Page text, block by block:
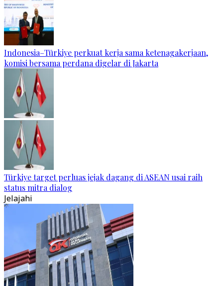
Indonesia–Türkiye perkuat kerja sama ketenagakerjaan,
komisi bersama perdana digelar di Jakarta
Türkiye target perluas jejak dagang di ASEAN usai raih
status mitra dialog
Jelajahi